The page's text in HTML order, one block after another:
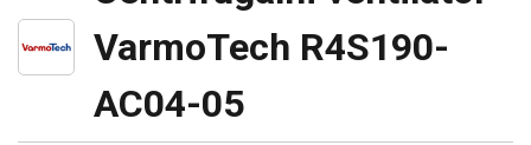
VarmoTech R4S190-
AC04-05